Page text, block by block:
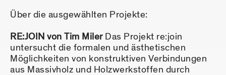
Über die ausgewählten Projekte:
RE:JOIN von Tim MilerDas Projekt re:join
untersucht die formalen und ästhetischen
Möglichkeiten von konstruktiven Verbindungen
aus Massivholz und Holzwerkstoffen durch